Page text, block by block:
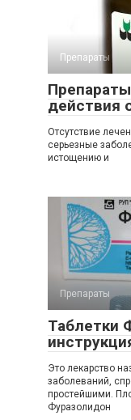
Препараты
действия
Отсутствие
серьезные
истощению и
Препараты
Таблетки
Это лекарство
заболеваний,
простейшими.
Фуразолидон